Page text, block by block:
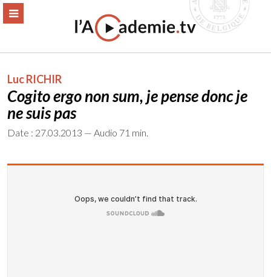
Aller
MENU
Luc RICHIR
Cogito ergo non sum, je pense donc je
ne suis pas
Date : 27.03.2013 — Audio 71 min.